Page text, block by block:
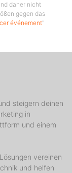
daher nicht
gegen das
événement"
steigern deinen
in
und einem
vereinen
und helfen